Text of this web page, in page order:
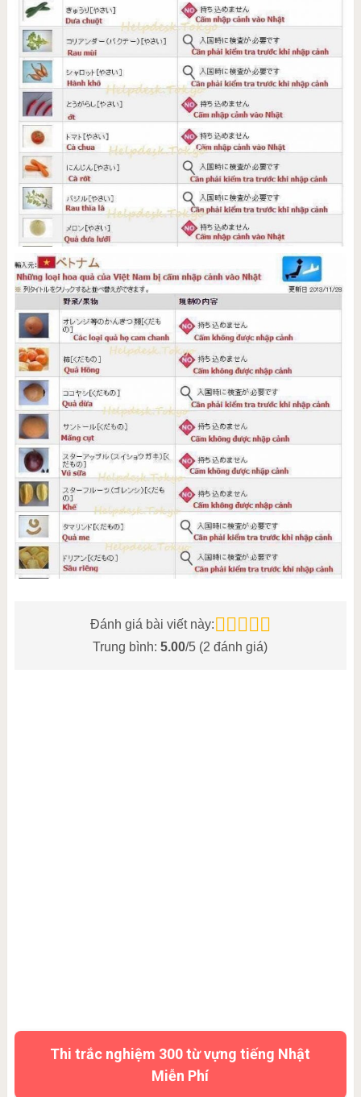
Đánh giá bài viết này:
Trung bình:5.00/5 (2 đánh giá)
Thi trắc nghiệm 300 từ vựng tiếng Nhật
Miễn Phí